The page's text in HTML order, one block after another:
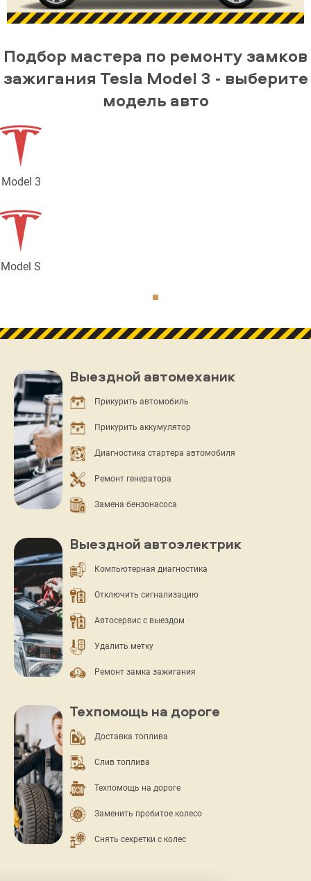
Подбор мастера по ремонту замков
зажигания Tesla Model 3 - выберите
модель авто
Model 3
Model S
Выездной автомеханик
Прикурить автомобиль
Прикурить аккумулятор
Диагностика стартера автомобиля
Ремонт генератора
Замена бензонасоса
Выездной автоэлектрик
Компьютерная диагностика
Отключить сигнализацию
Автосервис с выездом
Удалить метку
Ремонт замка зажигания
Техпомощь на дороге
Доставка топлива
Слив топлива
Техпомощь на дороге
Заменить пробитое колесо
Снять секретки с колес